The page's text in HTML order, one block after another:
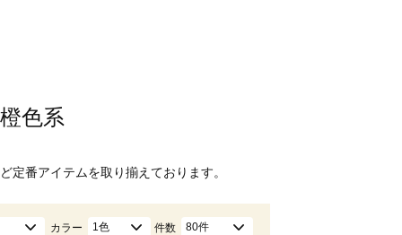
色系
定番アイテムを取り揃えております。
カラー 1色 件数 80件